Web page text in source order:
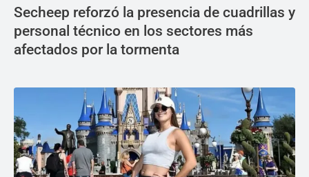
Secheep reforzó la presencia de cuadrillas y
personal técnico en los sectores más
afectados por la tormenta